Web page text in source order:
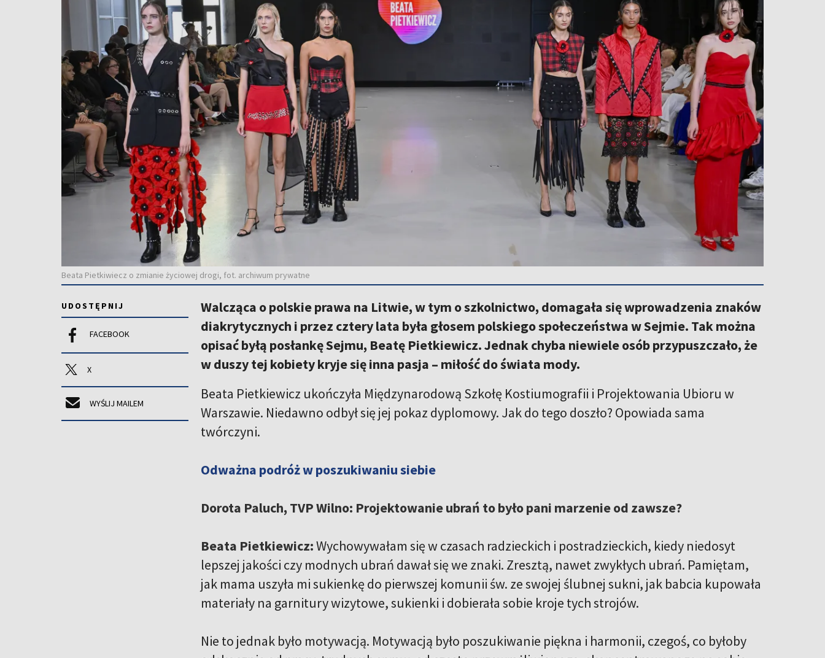
Beata Pietkiwiecz o zmianie życiowej drogi, fot. archiwum prywatne
UDOSTĘPNIJ
FACEBOOK
X
WYŚLIJ MAILEM
Walcząca o polskie prawa na Litwie, w tym o szkolnictwo, domagała się wprowadzenia znaków
diakrytycznych i przez cztery lata była głosem polskiego społeczeństwa w Sejmie. Tak można
opisać byłą posłankę Sejmu, Beatę Pietkiewicz. Jednak chyba niewiele osób przypuszczało, że
w duszy tej kobiety kryje się inna pasja – miłość do świata mody.
Beata Pietkiewicz ukończyła Międzynarodową Szkołę Kostiumografii i Projektowania Ubioru w
Warszawie. Niedawno odbył się jej pokaz dyplomowy. Jak do tego doszło? Opowiada sama
twórczyni.
Odważna podróż w poszukiwaniu siebie
Dorota Paluch, TVP Wilno: Projektowanie ubrań to było pani marzenie od zawsze?
Beata Pietkiewicz:Wychowywałam się w czasach radzieckich i postradzieckich, kiedy niedosyt
lepszej jakości czy modnych ubrań dawał się we znaki. Zresztą, nawet zwykłych ubrań. Pamiętam,
jak mama uszyła mi sukienkę do pierwszej komunii św. ze swojej ślubnej sukni, jak babcia kupowała
materiały na garnitury wizytowe, sukienki i dobierała sobie kroje tych strojów.
Nie to jednak było motywacją. Motywacją było poszukiwanie piękna i harmonii, czegoś, co byłoby